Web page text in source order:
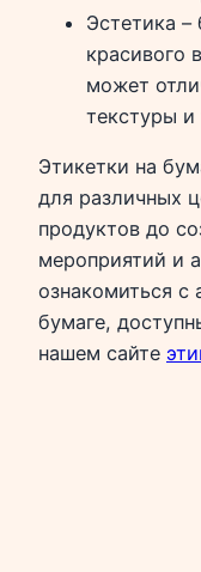
Эстетика –
красивого
может
текстуры и
Этикетки на
для различных
продуктов до
мероприятий и
ознакомиться с
бумаге,
нашем сайте